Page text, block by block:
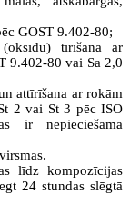
GOST 9.402-80;
tīrīšana ar
9.402-80 vai Sa 2,0
attīrīšana ar rokām
2 vai St 3 pēc ISO
ir nepieciešama
līdz kompozīcijas
24 stundas slēgtā